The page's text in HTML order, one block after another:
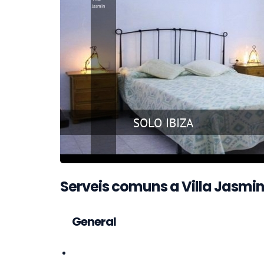
Serveis comuns a Villa Jasmin
General